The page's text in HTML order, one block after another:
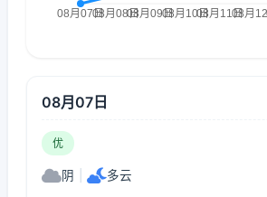
08月07日
优
阴 多云